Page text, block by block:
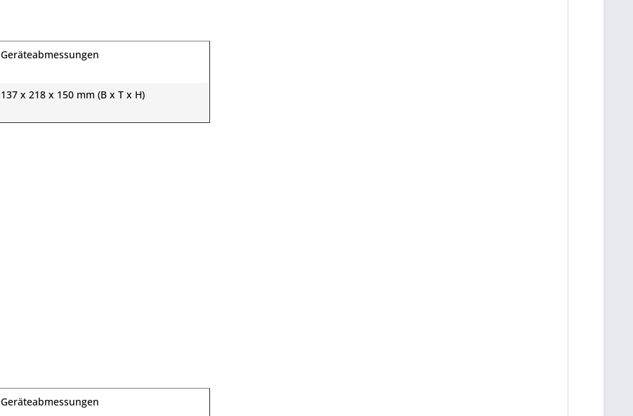
Geräteabmessungen
137 x 218 x 150 mm (B x T x H)
Geräteabmessungen